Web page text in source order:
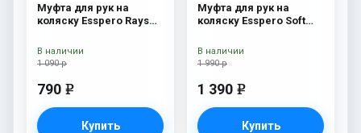
Муфта для рук на
коляску Esspero Rays
1 090 р
790 e
Купить
В наличии
Муфта для рук на
коляску Esspero Soft
1 990 р
1 390 e
Купить
В наличии